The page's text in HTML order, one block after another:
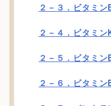
２－３．ビタミン
２－４．ビタミン
２－５．ビタミン
２－６．ビタミン